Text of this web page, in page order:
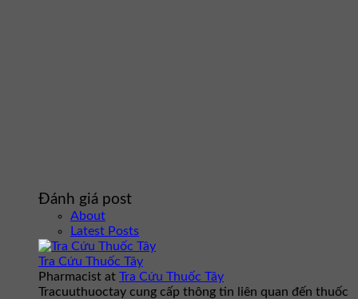
Đánh giá post
About
Latest Posts
Tra Cứu Thuốc Tây
Pharmacist at Tra Cứu Thuốc Tây
Tracuuthuoctay cung cấp thông tin liên quan đến thuốc